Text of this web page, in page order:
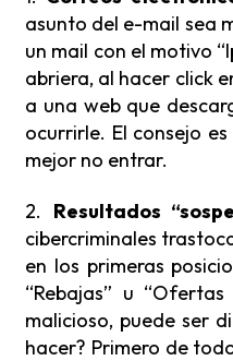
asunto del e-mail sea
un mail con el motivo
abriera, al hacer click
a una web que
ocurrirle. El consejo
mejor no entrar.
2. Resultados
cibercriminales
en los primeras
“Rebajas” u
malicioso, puede ser
hacer? Primero de